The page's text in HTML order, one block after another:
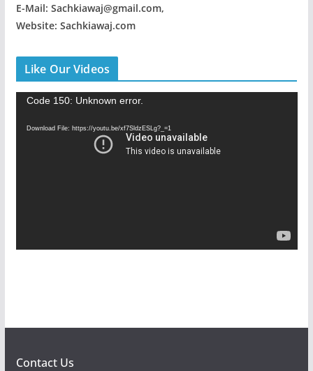
E-Mail: Sachkiawaj@gmail.com,
Website: Sachkiawaj.com
Like Our Videos
Code 150: Unknown error.
Download File: https://youtu.be/xf7SldzESLg?_=1
Contact Us